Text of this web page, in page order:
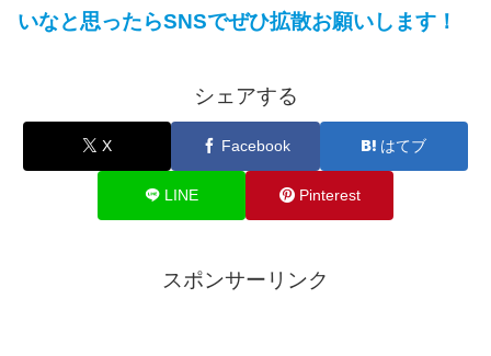
いなと思ったらSNSでぜひ拡散お願いします！
シェアする
X Facebook はてブ
LINE Pinterest
スポンサーリンク